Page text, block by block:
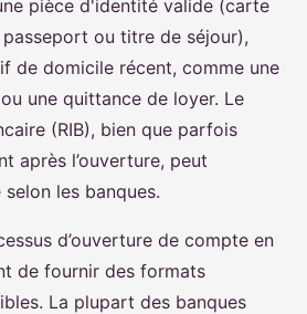
pièce d'identité valide (carte
passeport ou titre de séjour),
de domicile récent, comme une
une quittance de loyer. Le
(RIB), bien que parfois
après l’ouverture, peut
les banques.
d’ouverture de compte en
de fournir des formats
La plupart des banques